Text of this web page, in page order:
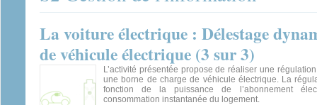
La voiture électrique : Délestage
de véhicule électrique (3 sur 3)
L’activité présentée propose de réaliser une
une borne de charge de véhicule électrique. La
fonction de la puissance de l’abonnement
consommation instantanée du logement.